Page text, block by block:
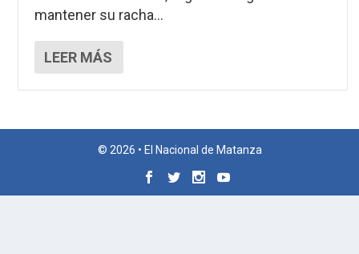
mantener su racha...
LEER MÁS
© 2026 • El Nacional de Matanza